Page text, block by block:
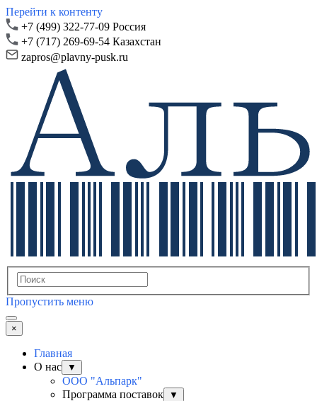
Перейти к контенту
+7 (499) 322-77-09 Россия
+7 (717) 269-69-54 Казахстан
zapros@plavny-pusk.ru
Пропустить меню
×
Главная
О нас
▼
ООО "Альпарк"
Программа поставок
▼